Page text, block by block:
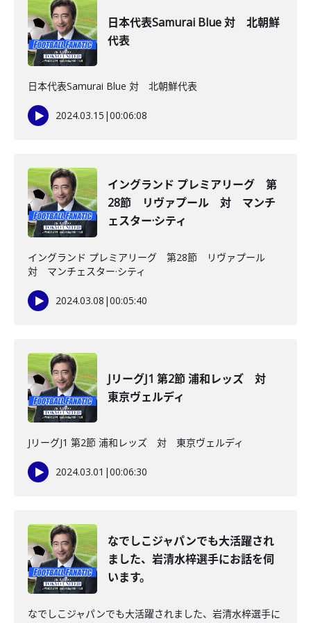
日本代表Samurai Blue 対 北朝鮮
代表
日本代表Samurai Blue 対 北朝鮮代表
2024.03.15 |00:06:08
イングランド プレミアリーグ 第
28節 リヴァプール 対 マンチ
ェスター·シティ
イングランド プレミアリーグ 第28節 リヴァプール
対 マンチェスター·シティ
2024.03.08 |00:05:40
JリーグJ1 第2節 浦和レッズ 対
東京ヴェルディ
JリーグJ1 第2節 浦和レッズ 対 東京ヴェルディ
2024.03.01 |00:06:30
なでしこジャパンでも大活躍され
ました、岩清水梓選手にお話を伺
います。
なでしこジャパンでも大活躍されました、岩清水梓選手に